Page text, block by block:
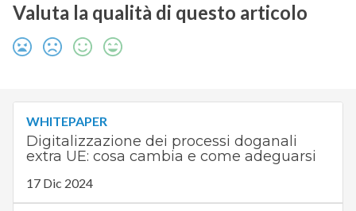
Valuta la qualità di questo articolo
WHITEPAPER
Digitalizzazione dei processi doganali
extra UE: cosa cambia e come adeguarsi
17 Dic 2024